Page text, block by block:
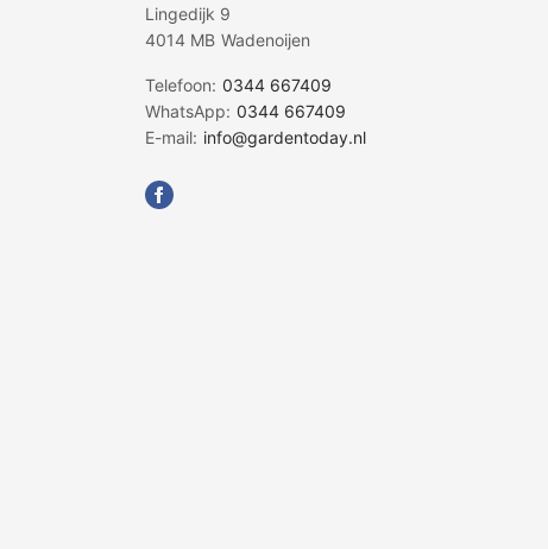
Lingedijk 9
4014 MB Wadenoijen
Telefoon: 0344 667409
WhatsApp: 0344 667409
E-mail: info@gardentoday.nl